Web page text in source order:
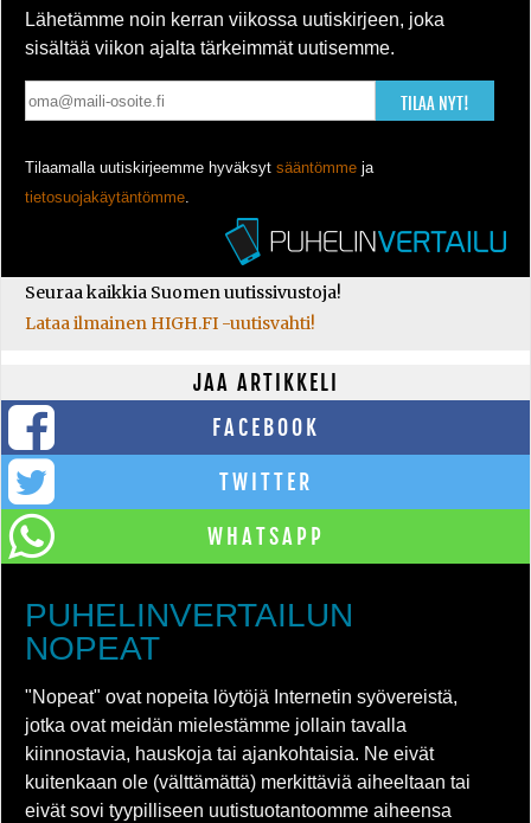
Lähetämme noin kerran viikossa uutiskirjeen, joka
sisältää viikon ajalta tärkeimmät uutisemme.
TILAA NYT!
Tilaamalla uutiskirjeemme hyväksyt sääntömme ja
tietosuojakäytäntömme.
Seuraa kaikkia Suomen uutissivustoja!
Lataa ilmainen HIGH.FI -uutisvahti!
JAA ARTIKKELI
FACEBOOK
TWITTER
WHATSAPP
PUHELINVERTAILUN
NOPEAT
"Nopeat" ovat nopeita löytöjä Internetin syövereistä,
jotka ovat meidän mielestämme jollain tavalla
kiinnostavia, hauskoja tai ajankohtaisia. Ne eivät
kuitenkaan ole (välttämättä) merkittäviä aiheeltaan tai
eivät sovi tyypilliseen uutistuotantoomme aiheensa